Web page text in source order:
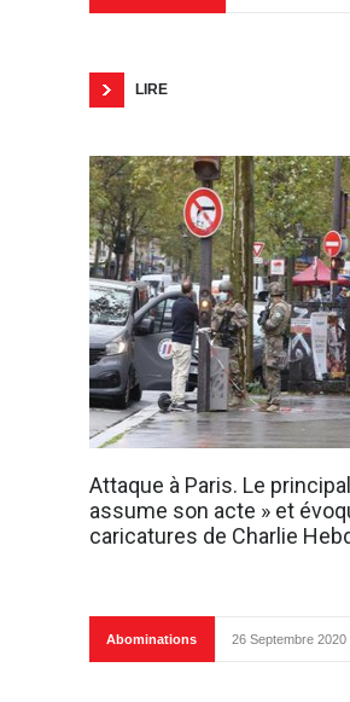
LIRE
Attaque à Paris. Le
assume son acte » et
caricatures de Charlie
Abominations 26 Septembre 2020